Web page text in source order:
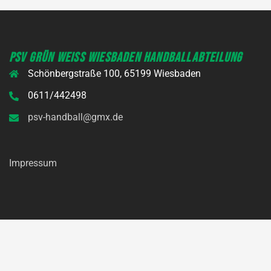
PSV GRÜN WEISS WIESBADEN HANDBALLABTEILUNG
Schönbergstraße 100, 65199 Wiesbaden
0611/442498
psv-handball@gmx.de
Impressum